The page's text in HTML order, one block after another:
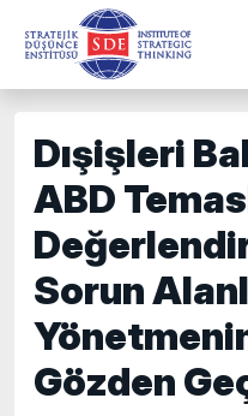
Dışişleri
ABD
Sorun
Gözden